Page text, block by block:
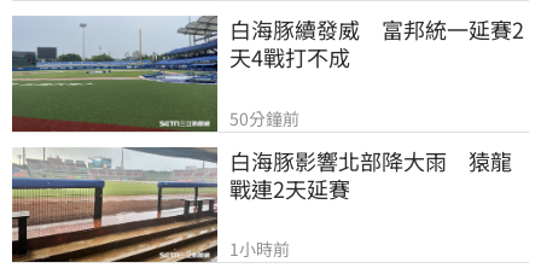
白海豚續發威　富邦統一延賽2
天4戰打不成
50分鐘前
白海豚影響北部降大雨　猿龍
戰連2天延賽
1小時前